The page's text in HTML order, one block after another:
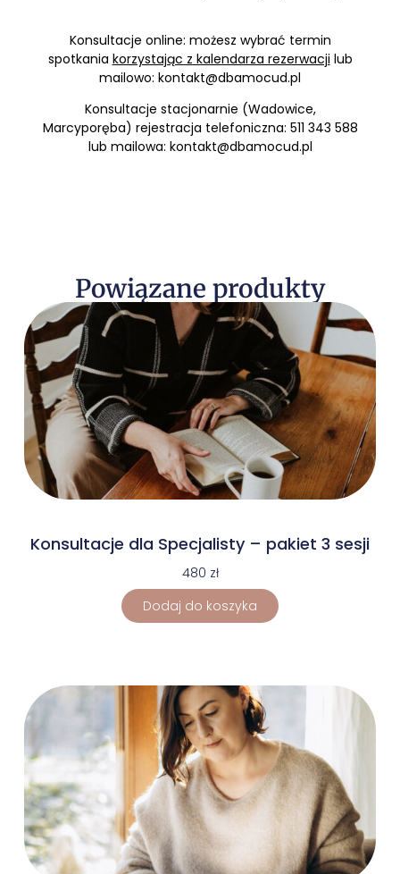
Konsultacje online: możesz wybrać termin
spotkania korzystając z kalendarza rezerwacji lub
mailowo: kontakt@dbamocud.pl
Konsultacje stacjonarnie (Wadowice,
Marcyporęba) rejestracja telefoniczna: 511 343 588
lub mailowa: kontakt@dbamocud.pl
Powiązane produkty
Konsultacje dla Specjalisty – pakiet 3 sesji
480 zł
Dodaj do koszyka